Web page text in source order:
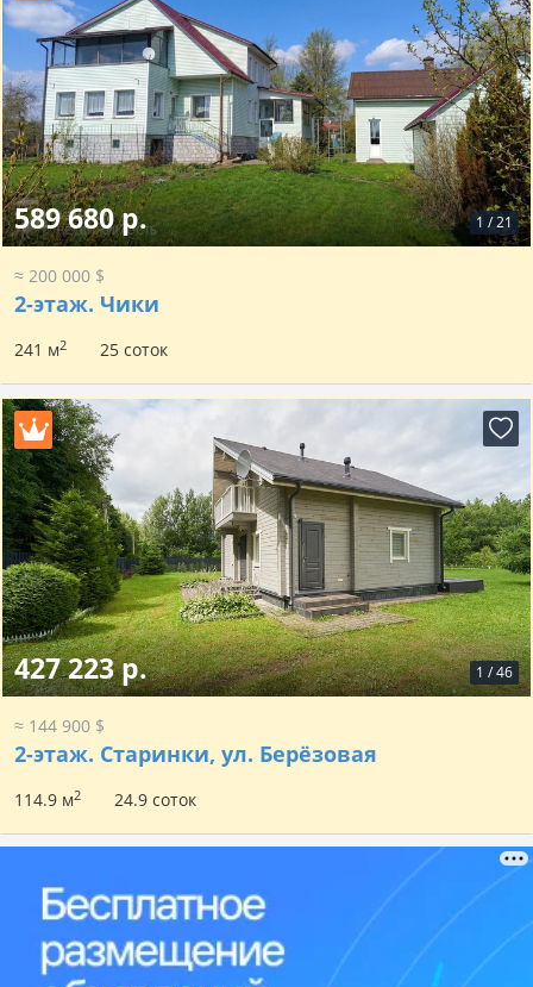
1 /21
589 680 р.
≈ 200 000 $
2-этаж. Чики
241 м2 25 соток
1 /46
427 223 р.
≈ 144 900 $
2-этаж. Старинки, ул. Берёзовая
114.9 м2 24.9 соток